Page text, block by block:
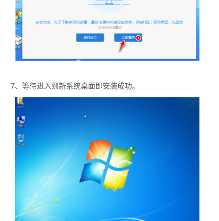
7、等待进入到新系统桌面即安装成功。